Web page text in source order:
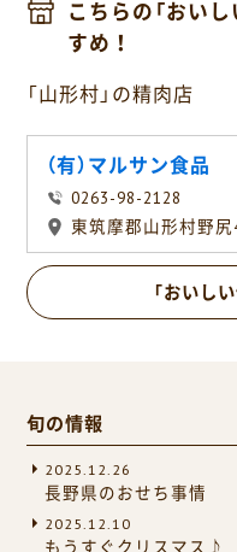
こちらの「おい
すめ！
「山形村」の精肉店
（有）マルサン食品
0263-98-2128
東筑摩郡山形村野
「おいし
旬の情報
2025.12.26
長野県のおせち事情
2025.12.10